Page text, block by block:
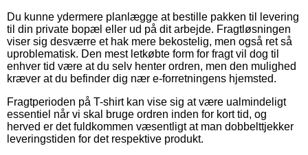
Du kunne ydermere planlægge at bestille pakken til levering
til din private bopæl eller ud på dit arbejde. Fragtløsningen
viser sig desværre et hak mere bekostelig, men også ret så
uproblematisk. Den mest letkøbte form for fragt vil dog til
enhver tid være at du selv henter ordren, men den mulighed
kræver at du befinder dig nær e-forretningens hjemsted.
Fragtperioden på T-shirt kan vise sig at være ualmindeligt
essentiel når vi skal bruge ordren inden for kort tid, og
herved er det fuldkommen væsentligt at man dobbelttjekker
leveringstiden for det respektive produkt.